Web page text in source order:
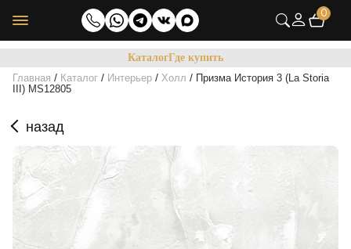
0
КаталогГде купить
Главная / Каталог / Интерьер / Холл / Призма История 3 (La Storia
III) MS12805
назад